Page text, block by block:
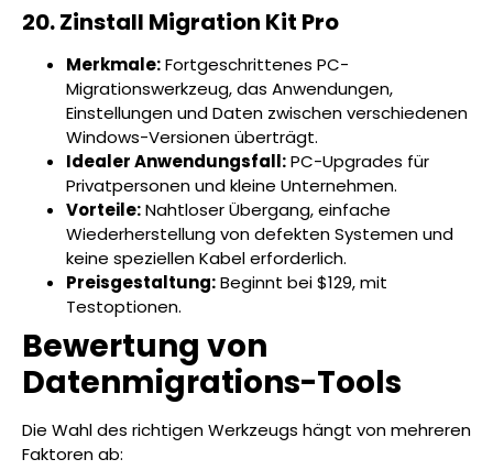
20. Zinstall Migration Kit Pro
Merkmale:Fortgeschrittenes PC-
Migrationswerkzeug, das Anwendungen,
Einstellungen und Daten zwischen verschiedenen
Windows-Versionen überträgt.
Idealer Anwendungsfall:PC-Upgrades für
Privatpersonen und kleine Unternehmen.
Vorteile:Nahtloser Übergang, einfache
Wiederherstellung von defekten Systemen und
keine speziellen Kabel erforderlich.
Preisgestaltung:Beginnt bei $129, mit
Testoptionen.
Bewertung von
Datenmigrations-Tools
Die Wahl des richtigen Werkzeugs hängt von mehreren
Faktoren ab: